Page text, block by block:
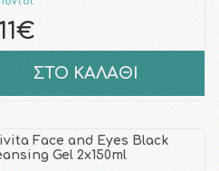
ΣΤΟ ΚΑΛΑΘΙ
Face and Eyes Black
Gel 2x150ml